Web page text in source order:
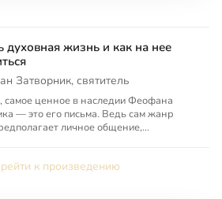
духовная жизнь и как на нее
Затворник, святитель
самое ценное в наследии Феофана
— это его письма. Ведь сам жанр
личное общение,
к произведению